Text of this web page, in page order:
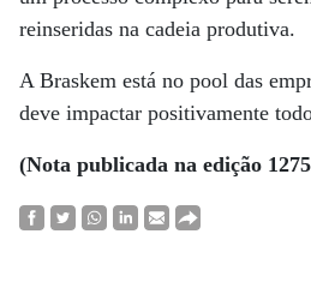
reinseridas na cadeia produtiva.
A Braskem está no pool das
deve impactar positivamente
(Nota publicada na edição